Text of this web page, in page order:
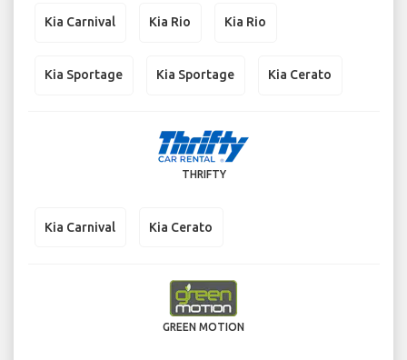
Kia Carnival Kia Rio Kia Rio
Kia Sportage Kia Sportage Kia Cerato
THRIFTY
Kia Carnival Kia Cerato
GREEN MOTION